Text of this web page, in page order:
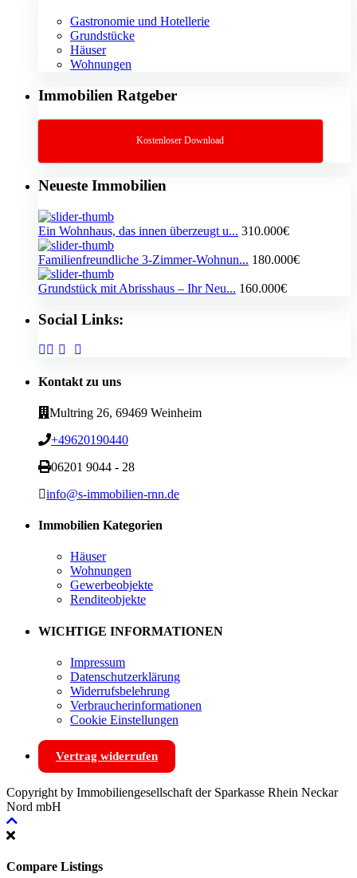
Gastronomie und Hotellerie
Grundstücke
Häuser
Wohnungen
Immobilien Ratgeber
Kostenloser Download
Neueste Immobilien
Ein Wohnhaus, das innen überzeugt u... 310.000€
Familienfreundliche 3-Zimmer-Wohnun... 180.000€
Grundstück mit Abrisshaus – Ihr Neu... 160.000€
Social Links:
Kontakt zu uns
Multring 26, 69469 Weinheim
+49620190440
06201 9044 - 28
info@s-immobilien-rnn.de
Immobilien Kategorien
Häuser
Wohnungen
Gewerbeobjekte
Renditeobjekte
WICHTIGE INFORMATIONEN
Impressum
Datenschutzerklärung
Widerrufsbelehrung
Verbraucherinformationen
Cookie Einstellungen
Vertrag widerrufen
Copyright by Immobiliengesellschaft der Sparkasse Rhein Neckar
Nord mbH
Compare Listings